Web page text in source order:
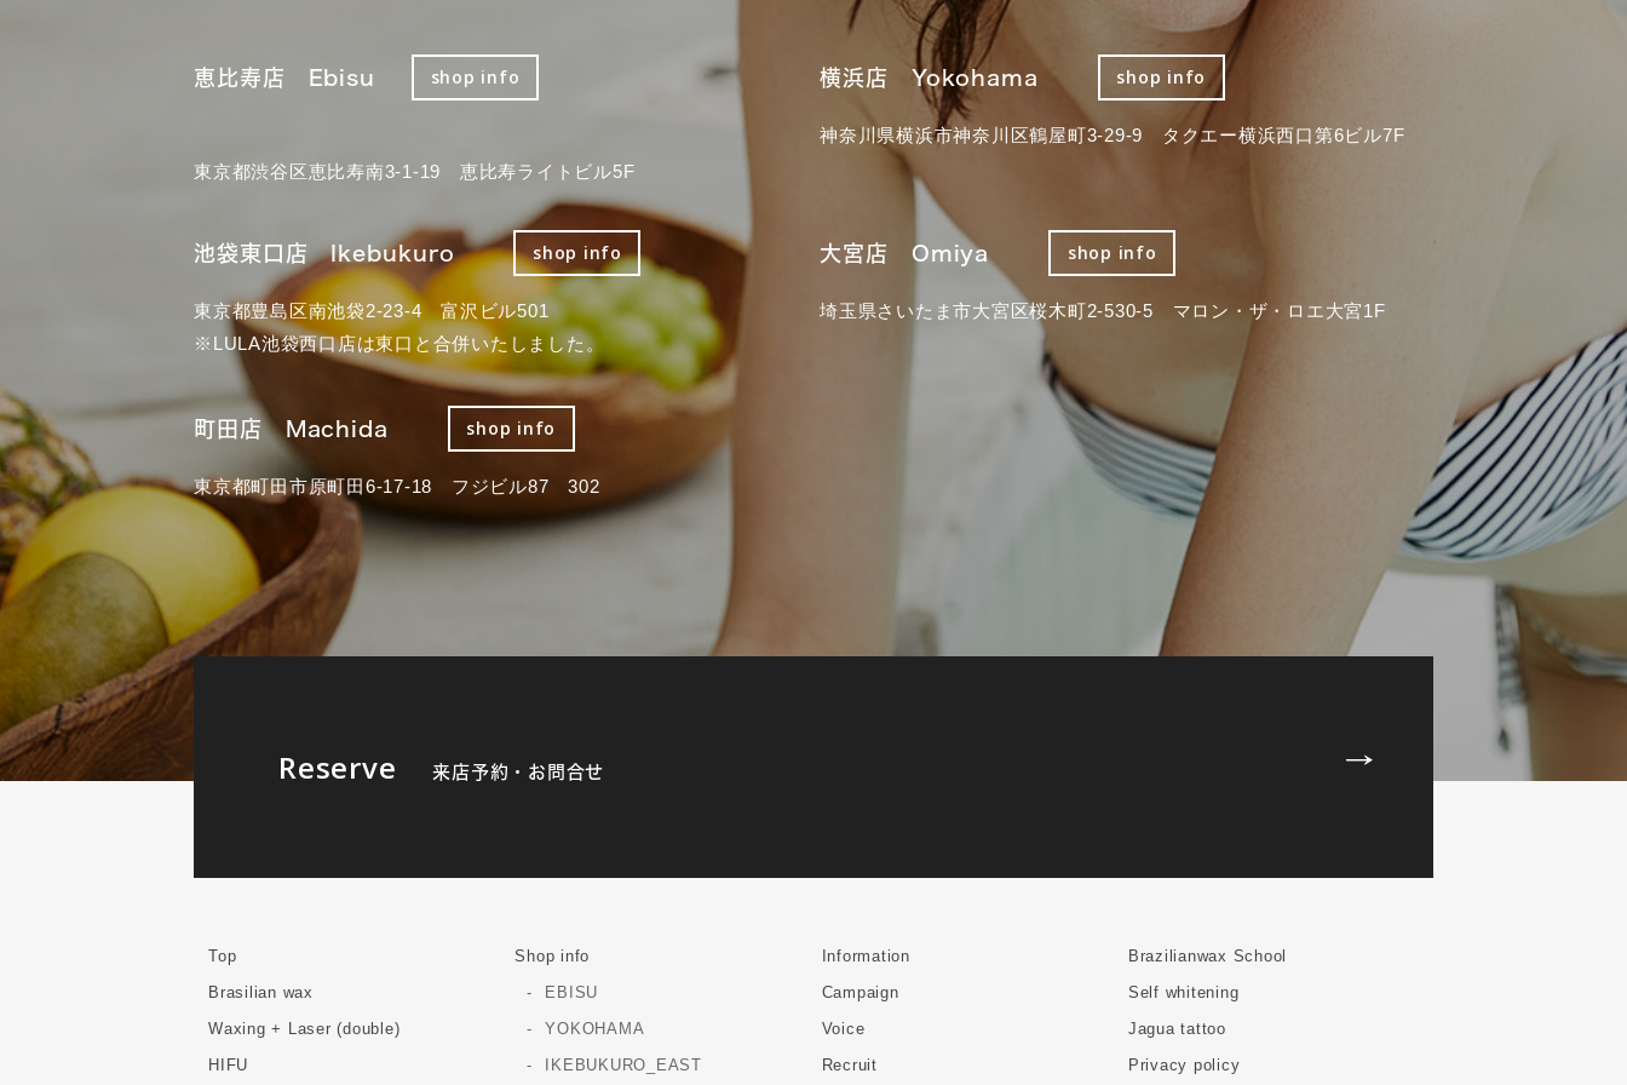
恵比寿店 Ebisu shop info
東京都渋谷区恵比寿南3-1-19 恵比寿ライトビル5F
横浜店 Yokohama shop info
神奈川県横浜市神奈川区鶴屋町3-29-9 タクエー横浜西口第6ビル7F
池袋東口店 Ikebukuro shop info
東京都豊島区南池袋2-23-4 富沢ビル501
※LULA池袋西口店は東口と合併いたしました。
大宮店 Omiya shop info
埼玉県さいたま市大宮区桜木町2-530-5 マロン・ザ・ロエ大宮1F
町田店 Machida shop info
東京都町田市原町田6-17-18 フジビル87 302
Reserve 来店予約・お問合せ
Top
Brasilian wax
Waxing + Laser (double)
HIFU
Shop info
EBISU
YOKOHAMA
IKEBUKURO_EAST
Information
Campaign
Voice
Recruit
Brazilianwax School
Self whitening
Jagua tattoo
Privacy policy